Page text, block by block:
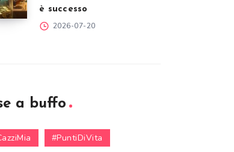
è successo
2026-07-20
a buffo
#PuntiDiVita